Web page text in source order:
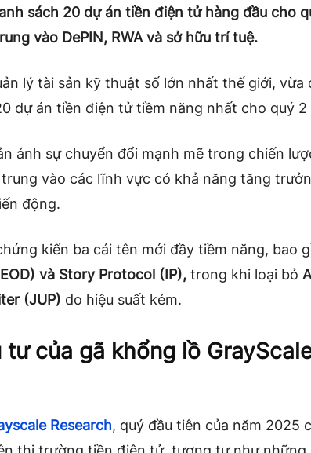
sách 20 dự án tiền điện tử hàng đầu cho
vào DePIN, RWA và sở hữu trí tuệ.
lý tài sản kỹ thuật số lớn nhất thế giới, vừa
dự án tiền điện tử tiềm năng nhất cho quý 2
ánh sự chuyển đổi mạnh mẽ trong chiến
vào các lĩnh vực có khả năng tăng
động.
kiến ba cái tên mới đầy tiềm năng, bao
và Story Protocol (IP), trong khi loại bỏ
(JUP) do hiệu suất kém.
tư của gã khổng lồ
Research, quý đầu tiên của năm 2025